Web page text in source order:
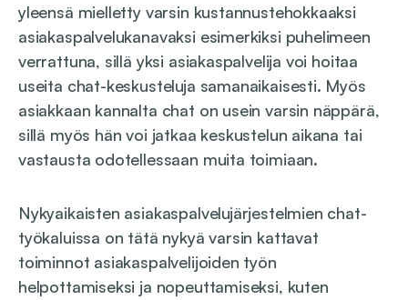
yleensä mielletty varsin kustannustehokkaaksi
asiakaspalvelukanavaksi esimerkiksi puhelimeen
verrattuna, sillä yksi asiakaspalvelija voi hoitaa
useita chat-keskusteluja samanaikaisesti. Myös
asiakkaan kannalta chat on usein varsin näppärä,
sillä myös hän voi jatkaa keskustelun aikana tai
vastausta odotellessaan muita toimiaan.
Nykyaikaisten asiakaspalvelujärjestelmien chat-
työkaluissa on tätä nykyä varsin kattavat
toiminnot asiakaspalvelijoiden työn
helpottamiseksi ja nopeuttamiseksi, kuten